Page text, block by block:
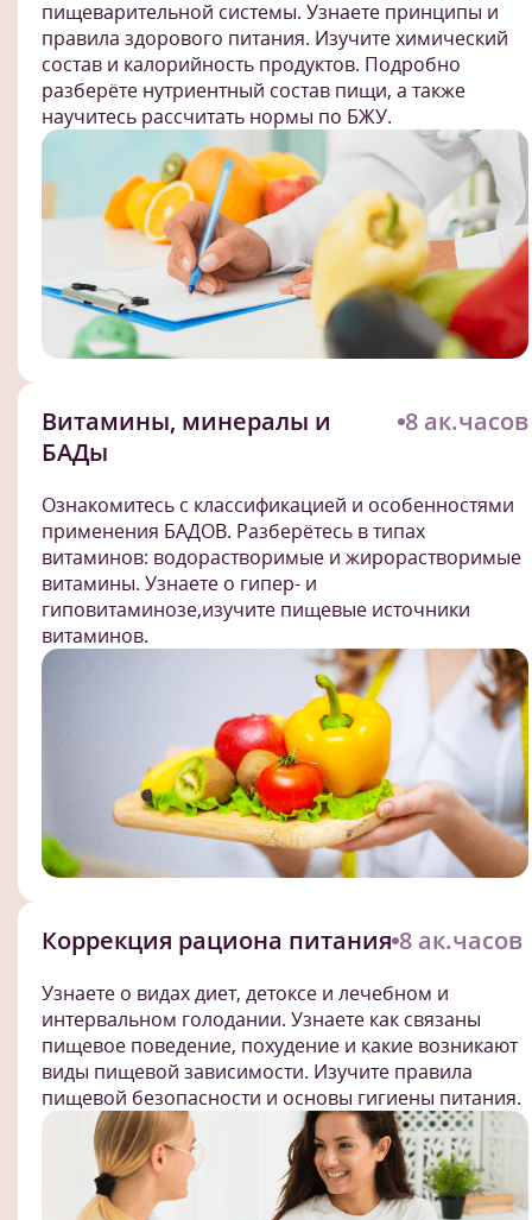
пищеварительной системы. Узнаете принципы и
правила здорового питания. Изучите химический
состав и калорийность продуктов. Подробно
разберёте нутриентный состав пищи, а также
научитесь рассчитать нормы по БЖУ.
Витамины, минералы и
БАДы
8 ак.часов
Ознакомитесь с классификацией и особенностями
применения БАДОВ. Разберётесь в типах
витаминов: водорастворимые и жирорастворимые
витамины. Узнаете о гипер- и
гиповитаминозе,изучите пищевые источники
витаминов.
Коррекция рациона питания 8 ак.часов
Узнаете о видах диет, детоксе и лечебном и
интервальном голодании. Узнаете как связаны
пищевое поведение, похудение и какие возникают
виды пищевой зависимости. Изучите правила
пищевой безопасности и основы гигиены питания.